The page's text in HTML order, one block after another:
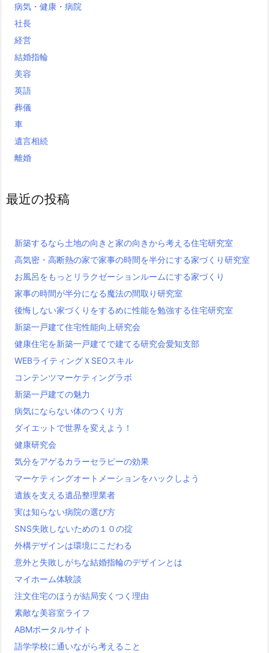
病気・健康・病院
社長
経営
結婚指輪
美容
英語
葬儀
車
遺言相続
離婚
最近の投稿
新築するなら土地の向きと家の向きから考える住宅研究室
高気密・高断熱の家で家事の時間を半分にする家づくり研究室
お風呂をもっとリラクゼーションルームにする家づくり
家事の時間が半分になる魔法の間取り研究室
後悔しない家づくりをするめに性能を勉強する住宅研究室
新築一戸建て住宅性能向上研究会
健康住宅を新築一戸建てで建てる研究会愛知支部
WEBライティングＸSEOスキル
コンテンツマーケティングラボ
新築一戸建ての魅力
病気にならない体のつくり方
ダイエットで世界を変えよう！
健康研究会
気分をアゲるカラーセラピーの効果
マーケティングオートメーションをハックしよう
遺族を支える遺品整理業者
実は知らない病院の選び方
SNS失敗しないための１０の掟
外構デザインは環境にこだわる
意外と失敗しがちな結婚指輪のデザインとは
マイホーム体験談
注文住宅のほうが結局安くつく理由
素敵な美容室ライフ
ABMポータルサイト
語学学校に通いながら考えること